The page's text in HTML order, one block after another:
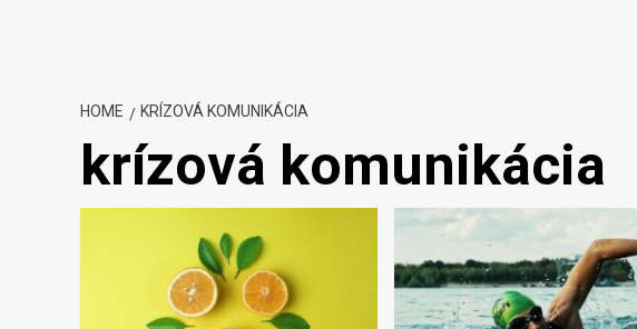
HOME KRÍZOVÁ KOMUNIKÁCIA
krízová komunikácia